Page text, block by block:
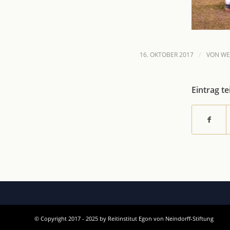
16. OKTOBER 2017 / VON
Eintrag
© Copyright 2017 - 2025 by Reitinstitut Egon von Neindorff-Stiftung